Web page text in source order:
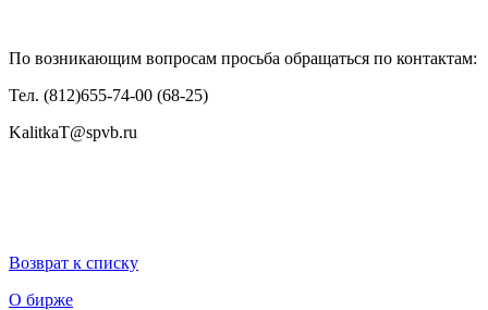
По возникающим вопросам просьба обращаться по контактам:
Тел. (812)655-74-00 (68-25)
KalitkaT@spvb.ru
Возврат к списку
О бирже